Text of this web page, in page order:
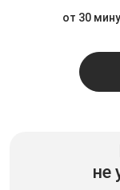
от 30
не